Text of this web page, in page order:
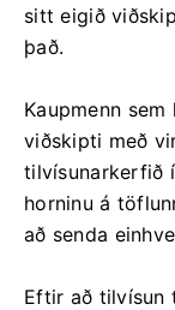
sitt eigið
það.
Kaupmenn
viðskipti með
tilvísunarkerfið
horninu á
að senda
Eftir að tilvísun